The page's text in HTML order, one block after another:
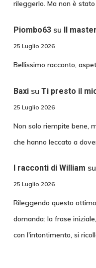
rileggerlo. Ma non è
Piombo63su Il
25 Luglio 2026
Bellissimo racconto,
Baxisu Ti presto il
25 Luglio 2026
Non solo riempite bene,
che hanno leccato a
I racconti di William su
25 Luglio 2026
Rileggendo questo
domanda: la frase
con l'intontimento, si